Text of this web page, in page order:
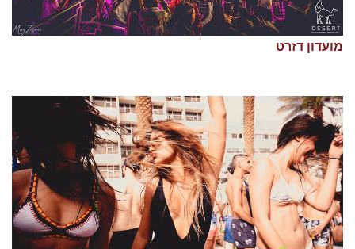
מועדון דזרט